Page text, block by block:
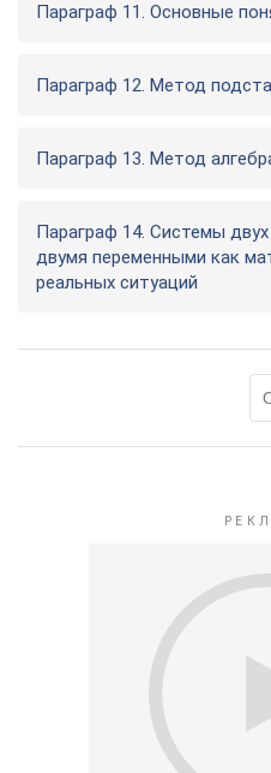
Параграф 11. Основные
Параграф 12. Метод
Параграф 13. Метод
Параграф 14. Системы
двумя переменными как
реальных ситуаций